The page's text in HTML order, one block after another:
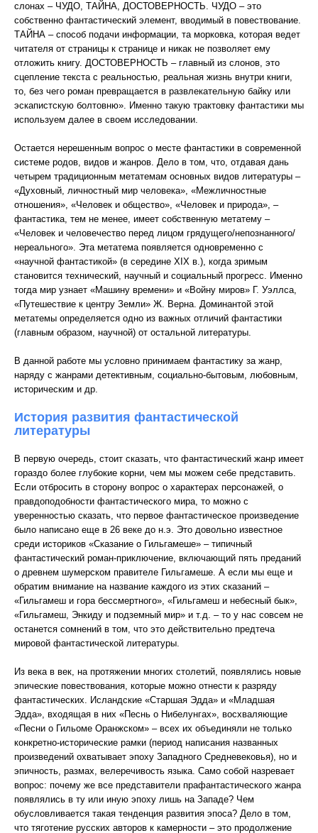
слонах – ЧУДО, ТАЙНА, ДОСТОВЕРНОСТЬ. ЧУДО – это
собственно фантастический элемент, вводимый в повествование.
ТАЙНА – способ подачи информации, та морковка, которая ведет
читателя от страницы к странице и никак не позволяет ему
отложить книгу. ДОСТОВЕРНОСТЬ – главный из слонов, это
сцепление текста с реальностью, реальная жизнь внутри книги,
то, без чего роман превращается в развлекательную байку или
эскапистскую болтовню». Именно такую трактовку фантастики мы
используем далее в своем исследовании.
Остается нерешенным вопрос о месте фантастики в современной
системе родов, видов и жанров. Дело в том, что, отдавая дань
четырем традиционным метатемам основных видов литературы –
«Духовный, личностный мир человека», «Межличностные
отношения», «Человек и общество», «Человек и природа», –
фантастика, тем не менее, имеет собственную метатему –
«Человек и человечество перед лицом грядущего/непознанного/
нереального». Эта метатема появляется одновременно с
«научной фантастикой» (в середине ХIХ в.), когда зримым
становится технический, научный и социальный прогресс. Именно
тогда мир узнает «Машину времени» и «Войну миров» Г. Уэллса,
«Путешествие к центру Земли» Ж. Верна. Доминантой этой
метатемы определяется одно из важных отличий фантастики
(главным образом, научной) от остальной литературы.
В данной работе мы условно принимаем фантастику за жанр,
наряду с жанрами детективным, социально-бытовым, любовным,
историческим и др.
История развития фантастической
литературы
В первую очередь, стоит сказать, что фантастический жанр имеет
гораздо более глубокие корни, чем мы можем себе представить.
Если отбросить в сторону вопрос о характерах персонажей, о
правдоподобности фантастического мира, то можно с
уверенностью сказать, что первое фантастическое произведение
было написано еще в 26 веке до н.э. Это довольно известное
среди историков «Сказание о Гильгамеше» – типичный
фантастический роман-приключение, включающий пять преданий
о древнем шумерском правителе Гильгамеше. А если мы еще и
обратим внимание на название каждого из этих сказаний –
«Гильгамеш и гора бессмертного», «Гильгамеш и небесный бык»,
«Гильгамеш, Энкиду и подземный мир» и т.д. – то у нас совсем не
останется сомнений в том, что это действительно предтеча
мировой фантастической литературы.
Из века в век, на протяжении многих столетий, появлялись новые
эпические повествования, которые можно отнести к разряду
фантастических. Исландские «Старшая Эдда» и «Младшая
Эдда», входящая в них «Песнь о Нибелунгах», восхваляющие
«Песни о Гильоме Оранжском» – всех их объединяли не только
конкретно-исторические рамки (период написания названных
произведений охватывает эпоху Западного Средневековья), но и
эпичность, размах, велеречивость языка. Само собой назревает
вопрос: почему же все представители прафантастического жанра
появлялись в ту или иную эпоху лишь на Западе? Чем
обусловливается такая тенденция развития эпоса? Дело в том,
что тяготение русских авторов к камерности – это продолжение